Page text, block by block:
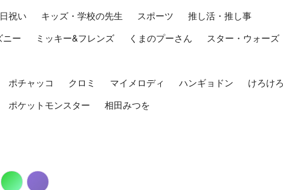
祝い キッズ・学校の先生 スポーツ
推し活・推し事
ニー ミッキー&フレンズ くまのプーさん スター・ウォーズ
ポチャッコ クロミ マイメロディ ハンギョドン けろけ
ポケットモンスター
相田みつを